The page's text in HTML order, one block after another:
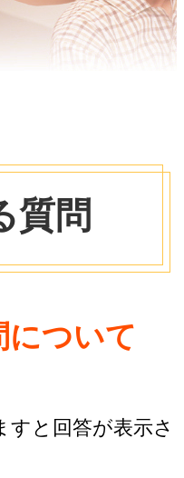
質問
について
すと回答が表示さ